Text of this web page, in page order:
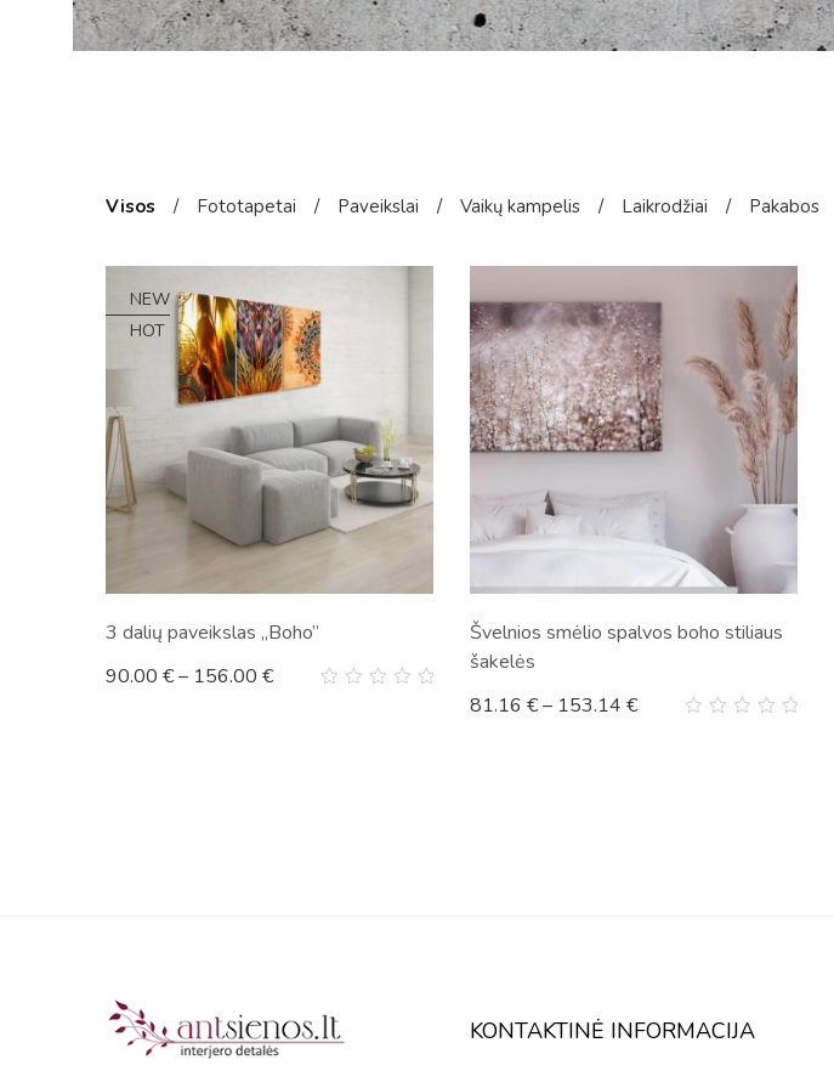
Visos / Fototapetai / Paveikslai / Vaikų kampelis / Laikrodžiai / Pakabos
NEW
HOT
3 dalių paveikslas „Boho”
90.00 €– 156.00 €
Švelnios smėlio spalvos boho stiliaus
šakelės
81.16 €– 153.14 €
KONTAKTINĖ INFORMACIJA